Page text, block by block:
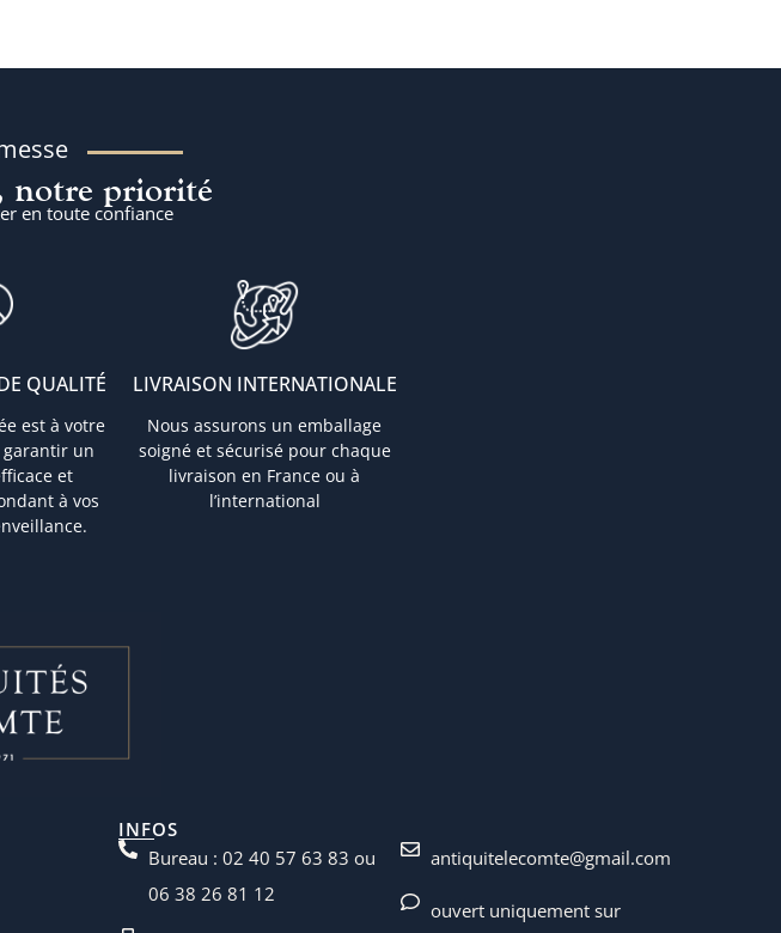
notre priorité
en toute confiance
QUALITÉ
est à votre
garantir un
et
à vos
LIVRAISON INTERNATIONALE
Nous assurons un emballage
soigné et sécurisé pour chaque
livraison en France ou à
l’international
INFOS
Bureau : 02 40 57 63 83 ou
06 38 26 81 12
antiquitelecomte@gmail.com
ouvert uniquement sur